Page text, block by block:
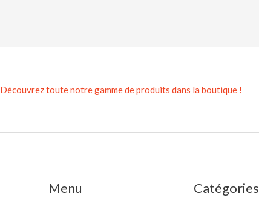
Découvrez toute notre gamme de produits dans la boutique !
Menu Catégories